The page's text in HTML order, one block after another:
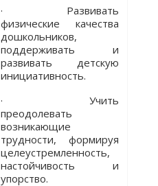
· Развивать
физические качества
дошкольников,
поддерживать и
развивать детскую
инициативность.
· Учить
преодолевать
возникающие
трудности, формируя
целеустремленность,
настойчивость и
упорство.